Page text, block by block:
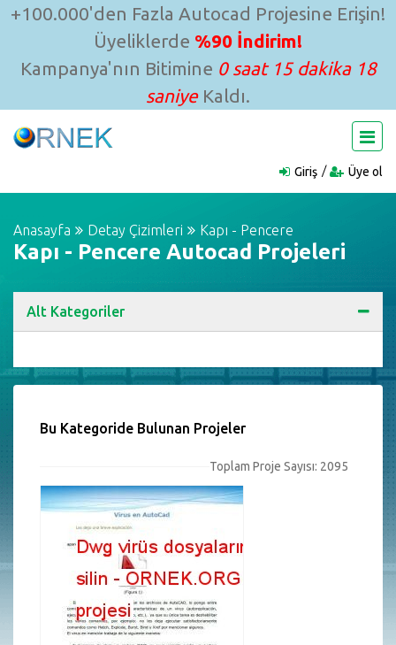
+100.000'den Fazla Autocad Projesine Erişin!
Üyeliklerde %90 İndirim!
Kampanya'nın Bitimine 0 saat 15 dakika 17
saniyeKaldı.
Giriş Üye ol
Anasayfa Detay Çizimleri Kapı - Pencere
Kapı - Pencere Autocad Projeleri
Alt Kategoriler
Bu Kategoride Bulunan Projeler
Toplam Proje Sayısı: 2095